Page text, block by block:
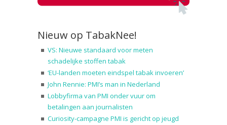
Nieuw op TabakNee!
VS: Nieuwe standaard voor meten
schadelijke stoffen tabak
‘EU-landen moeten eindspel tabak invoeren’
John Rennie: PMI’s man in Nederland
Lobbyfirma van PMI onder vuur om
betalingen aan journalisten
Curiosity-campagne PMI is gericht op jeugd